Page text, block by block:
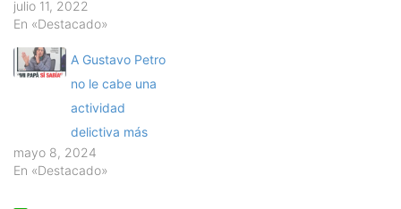
julio 11, 2022
En «Destacado»
A Gustavo Petro
no le cabe una
actividad
delictiva más
mayo 8, 2024
En «Destacado»